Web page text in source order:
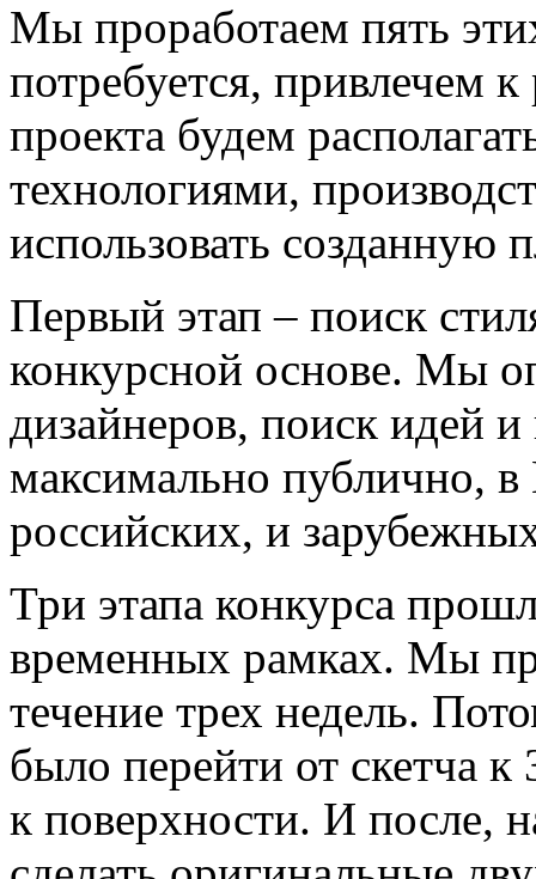
Мы проработаем пять
потребуется, привлечем
проекта будем
технологиями,
использовать созданную
Первый этап – поиск
конкурсной основе. Мы
дизайнеров, поиск идей
максимально публично, в
российских, и
Три этапа конкурса
временных рамках. Мы
течение трех недель.
было перейти от скетча
к поверхности. И после,